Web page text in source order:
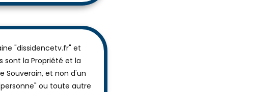
"dissidencetv.fr" et
sont la Propriété et la
Souverain, et non d'un
ou toute autre